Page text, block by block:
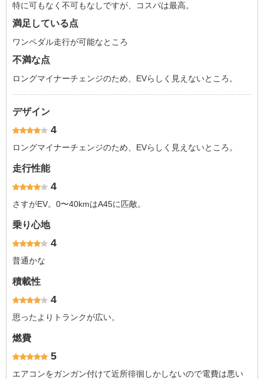
特に可もなく不可もなしですが、コスパは最高。
満足している点
ワンペダル走行が可能なところ
不満な点
ロングマイナーチェンジのため、EVらしく見えないところ。
デザイン
4
ロングマイナーチェンジのため、EVらしく見えないところ。
走行性能
4
さすがEV。0〜40kmはA45に匹敵。
乗り心地
4
普通かな
積載性
4
思ったよりトランクが広い。
燃費
5
エアコンをガンガン付けて近所徘徊しかしないので電費は悪い